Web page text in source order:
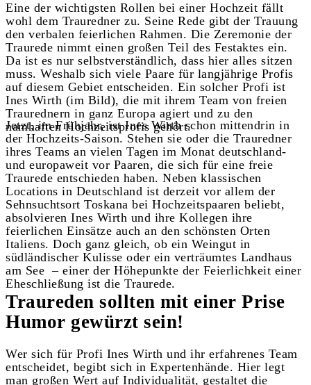
Eine der wichtigsten Rollen bei einer Hochzeit fällt
wohl dem Trauredner zu. Seine Rede gibt der Trauung
den verbalen feierlichen Rahmen. Die Zeremonie der
Traurede nimmt einen großen Teil des Festaktes ein.
Da ist es nur selbstverständlich, dass hier alles sitzen
muss. Weshalb sich viele Paare für langjährige Profis
auf diesem Gebiet entscheiden. Ein solcher Profi ist
Ines Wirth (im Bild), die mit ihrem Team von freien
Traurednern in ganz Europa agiert und zu den
namhaften Hochzeitsprofis gehört.
Jetzt, im Frühjahr, ist Ines Wirth schon mittendrin in
der Hochzeits-Saison. Stehen sie oder die Trauredner
ihres Teams an vielen Tagen im Monat deutschland-
und europaweit vor Paaren, die sich für eine freie
Traurede entschieden haben. Neben klassischen
Locations in Deutschland ist derzeit vor allem der
Sehnsuchtsort Toskana bei Hochzeitspaaren beliebt,
absolvieren Ines Wirth und ihre Kollegen ihre
feierlichen Einsätze auch an den schönsten Orten
Italiens. Doch ganz gleich, ob ein Weingut in
südländischer Kulisse oder ein verträumtes Landhaus
am See – einer der Höhepunkte der Feierlichkeit einer
Eheschließung ist die Traurede.
Traureden sollten mit einer Prise
Humor gewürzt sein!
Wer sich für Profi Ines Wirth und ihr erfahrenes Team
entscheidet, begibt sich in Expertenhände. Hier legt
man großen Wert auf Individualität, gestaltet die